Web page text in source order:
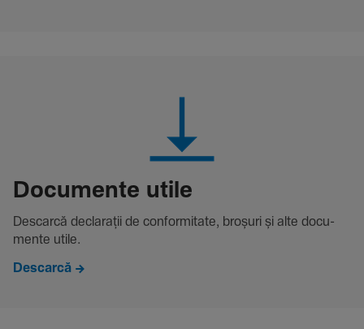
Docu­mente utile
Descarcă decla­rații de conformitate, broșuri și alte docu­
mente utile.
Descarcă